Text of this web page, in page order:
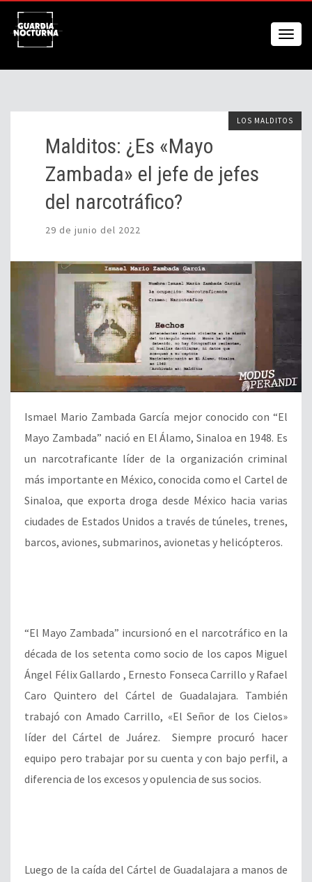
LOS MALDITOS
Malditos: ¿Es «Mayo
Zambada» el jefe de jefes
del narcotráfico?
29 de junio del 2022
Ismael Mario Zambada García mejor conocido con “El
Mayo Zambada” nació en El Álamo, Sinaloa en 1948. Es
un narcotraficante líder de la organización criminal
más importante en México, conocida como el Cartel de
Sinaloa, que exporta droga desde México hacia varias
ciudades de Estados Unidos a través de túneles, trenes,
barcos, aviones, submarinos, avionetas y helicópteros.
“El Mayo Zambada” incursionó en el narcotráfico en la
década de los setenta como socio de los capos Miguel
Ángel Félix Gallardo , Ernesto Fonseca Carrillo y Rafael
Caro Quintero del Cártel de Guadalajara. También
trabajó con Amado Carrillo, «El Señor de los Cielos»
líder del Cártel de Juárez. Siempre procuró hacer
equipo pero trabajar por su cuenta y con bajo perfil, a
diferencia de los excesos y opulencia de sus socios.
Luego de la caída del Cártel de Guadalajara a manos de